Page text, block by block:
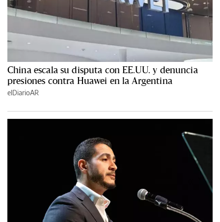
China escala su disputa con EE.UU. y denuncia
presiones contra Huawei en la Argentina
elDiarioAR